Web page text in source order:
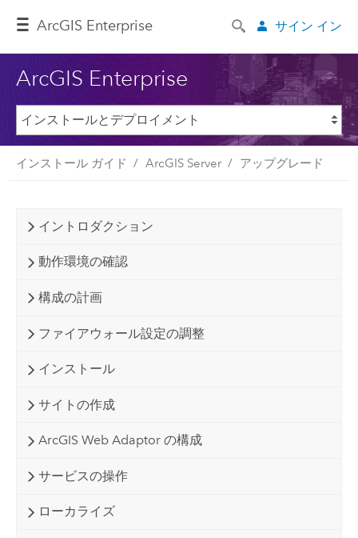
ArcGIS Enterprise サイン イン
ArcGIS Enterprise
インストール ガイド ArcGIS Server アップグレード
イントロダクション
動作環境の確認
構成の計画
ファイアウォール設定の調整
インストール
サイトの作成
ArcGIS Web Adaptor の構成
サービスの操作
ローカライズ